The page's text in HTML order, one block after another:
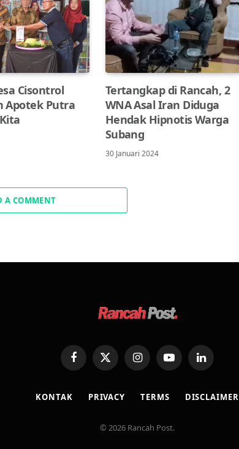
Cisontrol
Apotek Putra
Tertangkap di Rancah, 2
WNA Asal Iran Diduga
Hendak Hipnotis Warga
Subang
30 Januari 2024
A COMMENT
FacebookX
(Twitter)
InstagramYouTubeLinkedIn
KONTAK PRIVACY TERMS DISCLAIMER
© 2026 Rancah Post.